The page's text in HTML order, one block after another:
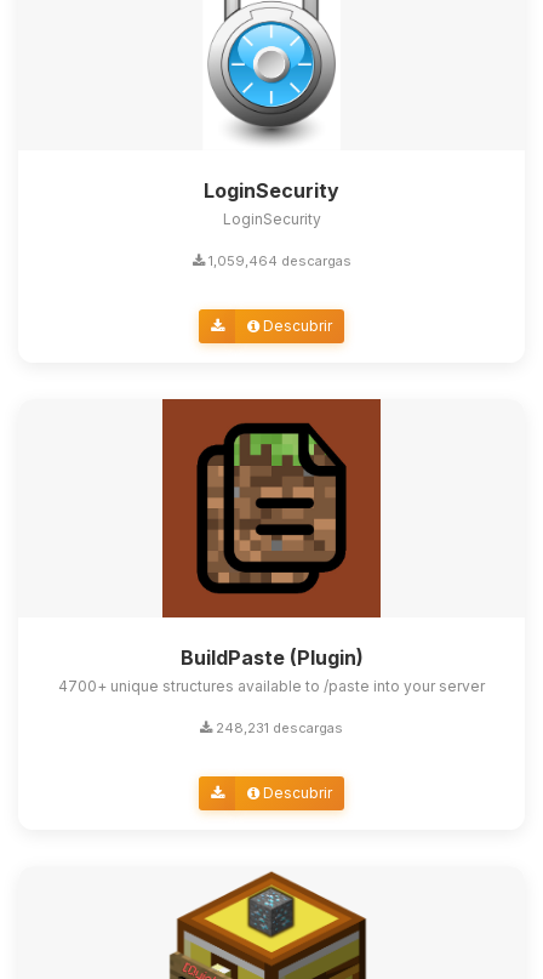
LoginSecurity
LoginSecurity
1,059,464 descargas
Descubrir
BuildPaste (Plugin)
4700+ unique structures available to /paste into your server
248,231 descargas
Descubrir